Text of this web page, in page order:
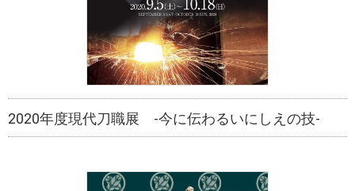
2020年度現代刀職展 -今に伝わるいにしえの技-